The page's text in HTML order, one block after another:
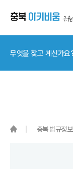
충북 법규정보